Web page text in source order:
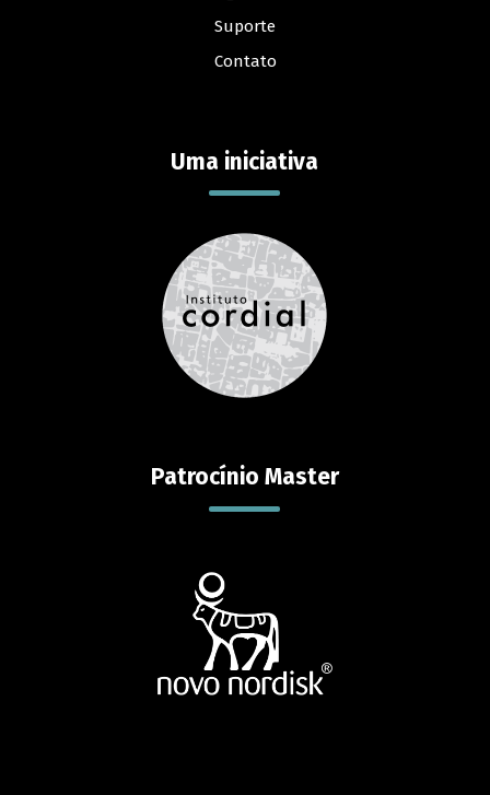
Uma iniciativa
Patrocínio Master
Suporte
Contato